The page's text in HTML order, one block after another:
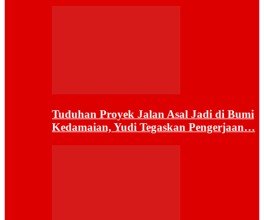
Tuduhan Proyek Jalan Asal Jadi di Bumi
Kedamaian, Yudi Tegaskan Pengerjaan…